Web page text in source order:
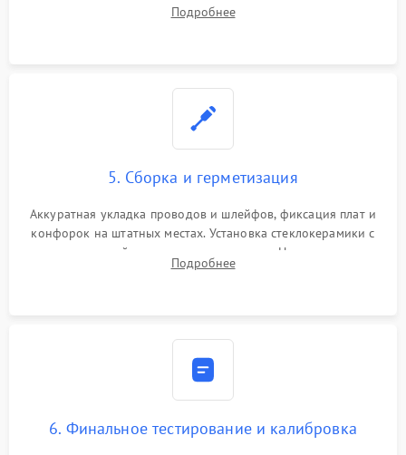
дорожек. Очистка контактов и замена поврежденной
Подробнее
5. Сборка и герметизация
Аккуратная укладка проводов и шлейфов, фиксация плат и
конфорок на штатных местах. Установка стеклокерамики с
проверкой равномерности зазоров. Нанесение
термостойкого герметика или укладка уплотнительной
Подробнее
6. Финальное тестирование и калибровка